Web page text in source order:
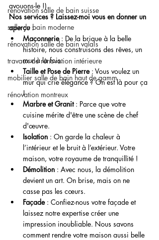
rénovation salle de bain suisse
salle de bain moderne
rénovation salle de bain valais
travaux de rénovation intérieure
mobilier salle de bain haut de gamm
rénovation montreux
avouons-le !).
Nos services ? Laissez-moi vous en donner un
aperçu :
Maçonnerie : De la brique à la belle
histoire, nous construisons des rêves, un
mur à la fois.
Taille et Pose de Pierre : Vous voulez un
mur qui crie élégance ? On est là pour ça
!
Marbre et Granit : Parce que votre
cuisine mérite d'être une scène de chef
d'œuvre.
Isolation : On garde la chaleur à
l’intérieur et le bruit à l’extérieur. Votre
maison, votre royaume de tranquillité !
Démolition : Avec nous, la démolition
devient un art. On brise, mais on ne
casse pas les cœurs.
Façade : Confiez-nous votre façade et
laissez notre expertise créer une
impression inoubliable. Nous savons
comment rendre votre maison aussi belle